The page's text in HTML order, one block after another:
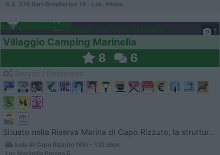
S.S. 379 Bari-Brindisi km 14 - Loc. Pilone
1
Villaggio Camping Marinella
8 6
Situato nella Riserva Marina di Capo Rizzuto, la struttur...
Isola di Capo Rizzuto (KR) - 132.6km
Loc Marinella Perseo 5